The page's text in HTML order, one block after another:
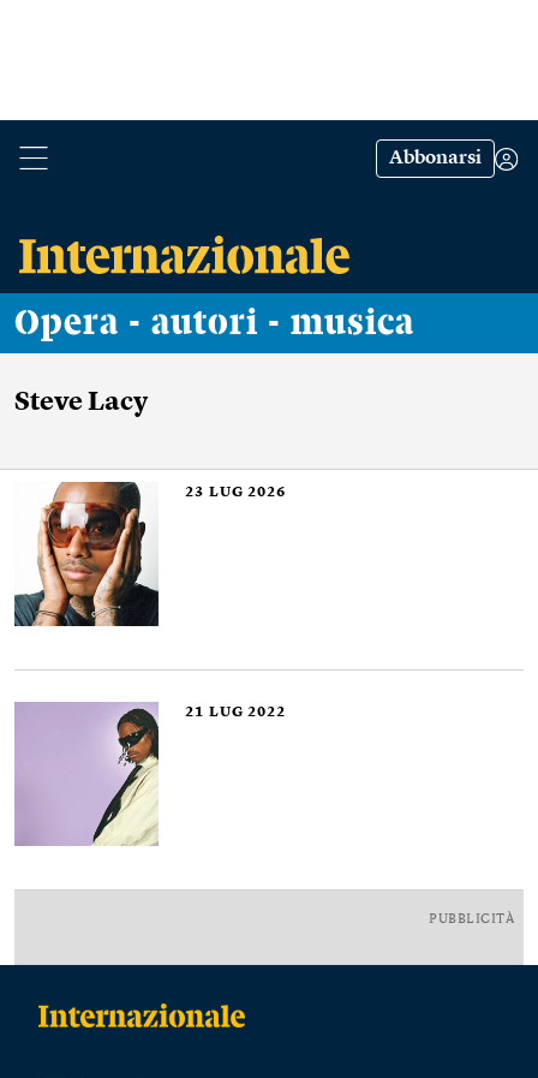
Abbonarsi
Opera - autori - musica
Steve Lacy
23 LUG 2026
21 LUG 2022
PUBBLICITÀ